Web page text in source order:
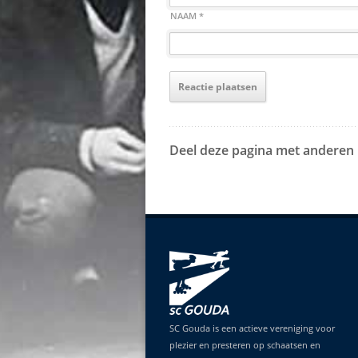
NAAM *
Deel deze pagina met anderen
SC Gouda is een actieve vereniging voor
plezier en presteren op schaatsen en